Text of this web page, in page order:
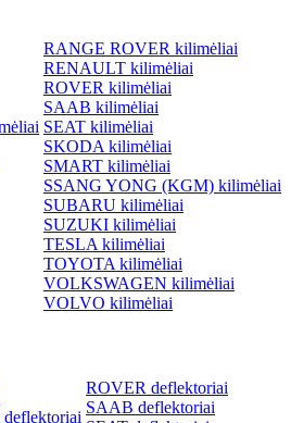
RANGE ROVER kilimėliai
RENAULT kilimėliai
ROVER kilimėliai
SAAB kilimėliai
SEAT kilimėliai
SKODA kilimėliai
SMART kilimėliai
SSANG YONG (KGM) kilimėliai
SUBARU kilimėliai
SUZUKI kilimėliai
TESLA kilimėliai
TOYOTA kilimėliai
VOLKSWAGEN kilimėliai
VOLVO kilimėliai
ROVER deflektoriai
SAAB deflektoriai